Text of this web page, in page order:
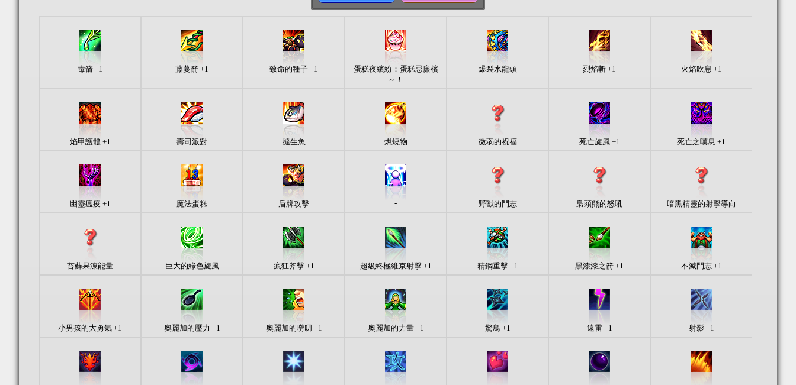
毒箭 +1 藤蔓箭 +1 致命的種子 +1
蛋糕夜繽紛：蛋糕忌廉檳
～！
爆裂水龍頭 烈焰斬 +1 火焰吹息 +1
焰甲護體 +1 壽司派對 撻生魚 燃燒物 微弱的祝福 死亡旋風 +1 死亡之嘆息 +1
幽靈瘟疫 +1 魔法蛋糕 盾牌攻擊 - 野獸的鬥志 梟頭熊的怒吼 暗黑精靈的射擊導向
苔蘚果涷能量 巨大的綠色旋風 瘋狂斧擊 +1 超級終極維京射擊 +1 精鋼重擊 +1 黑漆漆之箭 +1 不滅鬥志 +1
小男孩的大勇氣 +1 奧麗加的壓力 +1 奧麗加的嘮叨 +1 奧麗加的力量 +1 驚鳥 +1 遠雷 +1 射影 +1